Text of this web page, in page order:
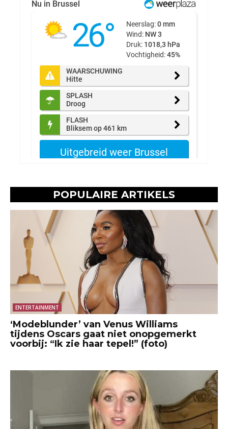
POPULAIRE ARTIKELS
ENTERTAINMENT
‘Modeblunder’ van Venus Williams
tijdens Oscars gaat niet onopgemerkt
voorbij: “Ik zie haar tepel!” (foto)